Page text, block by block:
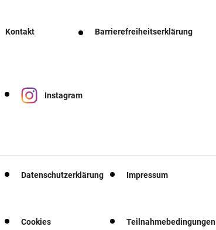
Kontakt Barrierefreiheitserklärung
Instagram
Datenschutzerklärung Impressum
Cookies Teilnahmebedingungen